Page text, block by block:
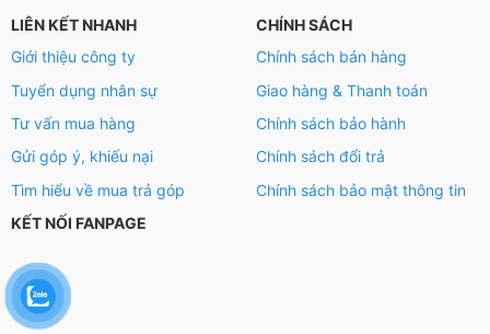
LIÊN KẾT NHANH
Giới thiệu công ty
Tuyển dụng nhân sự
Tư vấn mua hàng
Gửi góp ý, khiếu nại
Tìm hiểu về mua trả góp
CHÍNH SÁCH
Chính sách bán hàng
Giao hàng & Thanh toán
Chính sách bảo hành
Chính sách đổi trả
Chính sách bảo mật thông tin
KẾT NỐI FANPAGE